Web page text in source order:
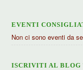
EVENTI
Non ci sono eventi da
ISCRIVITI AL